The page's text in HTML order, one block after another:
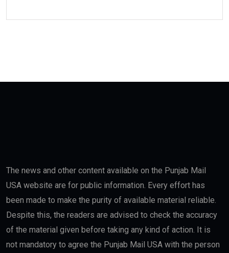
The news and other content available on the Punjab Mail
USA website are for public information. Every effort has
been made to make the purity of available material reliable.
Despite this, the readers are advised to check the accuracy
of the material given before taking any kind of action. It is
not mandatory to agree the Punjab Mail USA with the person